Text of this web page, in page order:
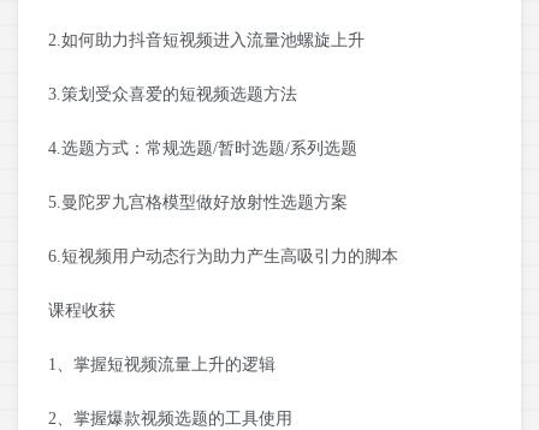
2.如何助力抖音短视频进入流量池螺旋上升
3.策划受众喜爱的短视频选题方法
4.选题方式：常规选题/暂时选题/系列选题
5.曼陀罗九宫格模型做好放射性选题方案
6.短视频用户动态行为助力产生高吸引力的脚本
课程收获
1、掌握短视频流量上升的逻辑
2、掌握爆款视频选题的工具使用